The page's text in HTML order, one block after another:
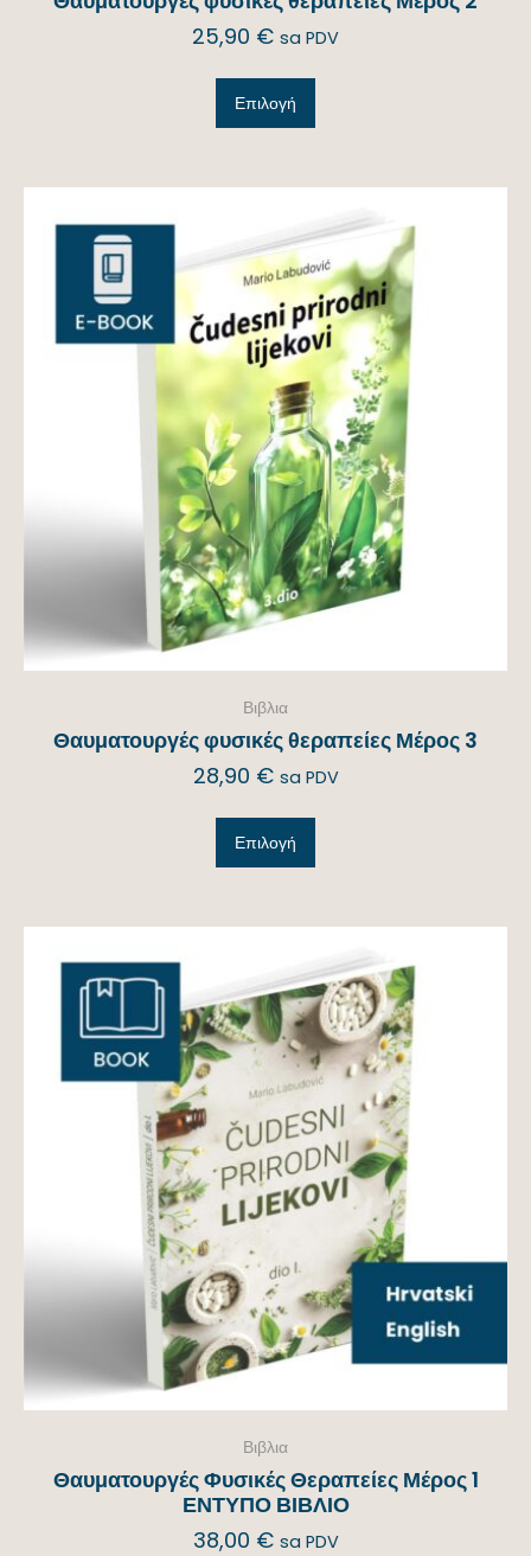
25,90 € sa PDV
Επιλογή
Βιβλια
Θαυματουργές φυσικές θεραπείες Μέρος 3
28,90 € sa PDV
Επιλογή
Βιβλια
Θαυματουργές Φυσικές Θεραπείες Μέρος 1
ΕΝΤΥΠΟ ΒΙΒΛΙΟ
38,00 € sa PDV